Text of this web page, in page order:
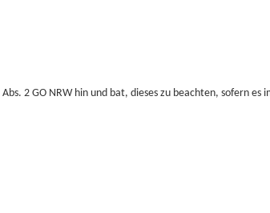
2 GO NRW hin und bat, dieses zu beachten, sofern es